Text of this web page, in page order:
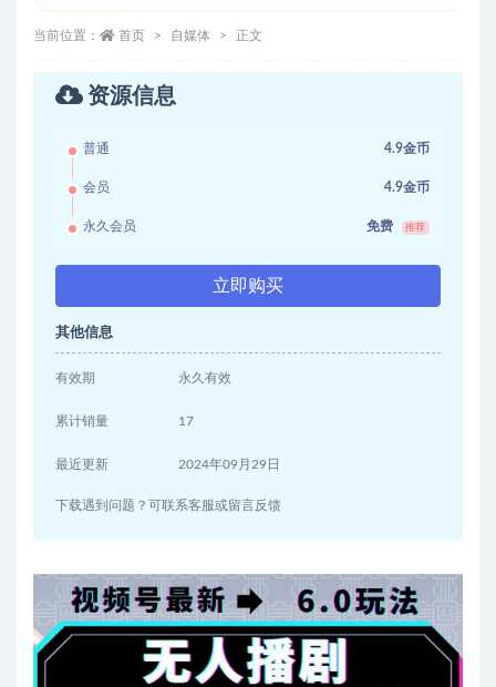
当前位置： 首页 自媒体 正文
资源信息
普通 4.9金币
会员 4.9金币
永久会员 免费 推荐
立即购买
其他信息
有效期 永久有效
累计销量 17
最近更新 2024年09月29日
下载遇到问题？可联系客服或留言反馈